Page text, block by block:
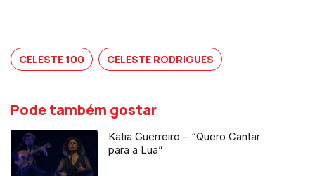
CELESTE 100 CELESTE RODRIGUES
Pode também gostar
Katia Guerreiro – “Quero Cantar
para a Lua”